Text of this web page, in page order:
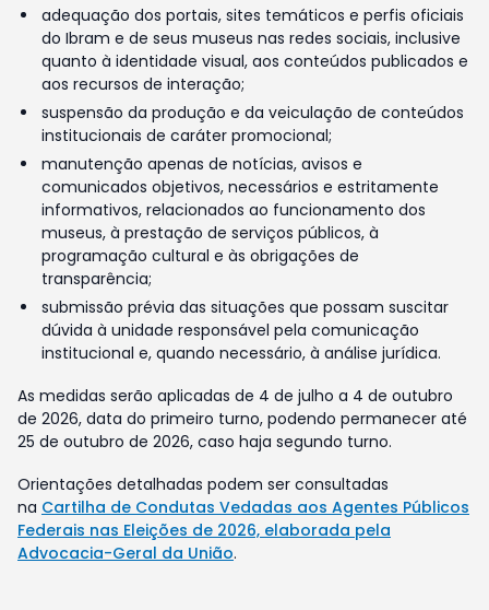
adequação dos portais, sites temáticos e perfis oficiais
do Ibram e de seus museus nas redes sociais, inclusive
quanto à identidade visual, aos conteúdos publicados e
aos recursos de interação;
suspensão da produção e da veiculação de conteúdos
institucionais de caráter promocional;
manutenção apenas de notícias, avisos e
comunicados objetivos, necessários e estritamente
informativos, relacionados ao funcionamento dos
museus, à prestação de serviços públicos, à
programação cultural e às obrigações de
transparência;
submissão prévia das situações que possam suscitar
dúvida à unidade responsável pela comunicação
institucional e, quando necessário, à análise jurídica.
As medidas serão aplicadas de 4 de julho a 4 de outubro
de 2026, data do primeiro turno, podendo permanecer até
25 de outubro de 2026, caso haja segundo turno.
Orientações detalhadas podem ser consultadas
na Cartilha de Condutas Vedadas aos Agentes Públicos
Federais nas Eleições de 2026, elaborada pela
Advocacia-Geral da União.